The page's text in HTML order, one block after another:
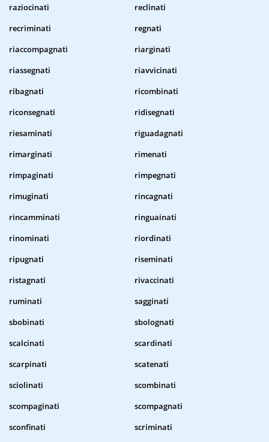
raziocinati
reclinati
recriminati
regnati
riaccompagnati
riarginati
riassegnati
riavvicinati
ribagnati
ricombinati
riconsegnati
ridisegnati
riesaminati
riguadagnati
rimarginati
rimenati
rimpaginati
rimpegnati
rimuginati
rincagnati
rincamminati
ringuainati
rinominati
riordinati
ripugnati
riseminati
ristagnati
rivaccinati
ruminati
sagginati
sbobinati
sbolognati
scalcinati
scardinati
scarpinati
scatenati
sciolinati
scombinati
scompaginati
scompagnati
sconfinati
scriminati